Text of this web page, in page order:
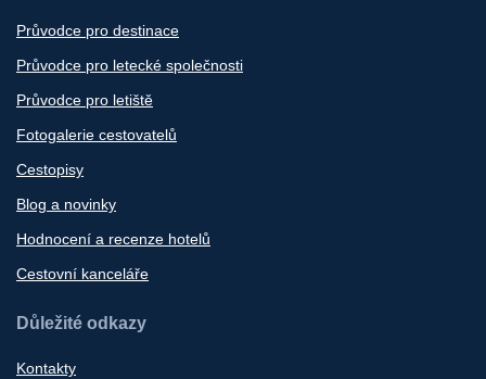
Průvodce pro destinace
Průvodce pro letecké společnosti
Průvodce pro letiště
Fotogalerie cestovatelů
Cestopisy
Blog a novinky
Hodnocení a recenze hotelů
Cestovní kanceláře
Důležité odkazy
Kontakty